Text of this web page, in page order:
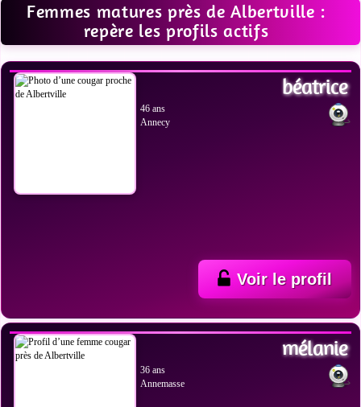
Femmes matures près de Albertville :
repère les profils actifs
VOIR LES PHOTOS
béatrice
46 ans
Annecy
Voir le profil
mélanie
36 ans
Annemasse